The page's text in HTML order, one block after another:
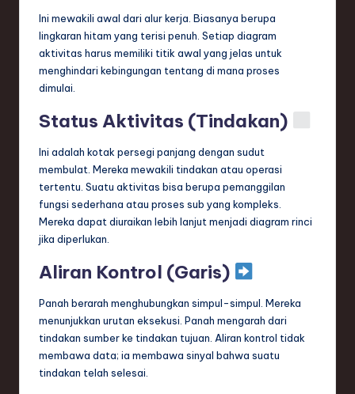
Ini mewakili awal dari alur kerja. Biasanya berupa
lingkaran hitam yang terisi penuh. Setiap diagram
aktivitas harus memiliki titik awal yang jelas untuk
menghindari kebingungan tentang di mana proses
dimulai.
Status Aktivitas (Tindakan)
Ini adalah kotak persegi panjang dengan sudut
membulat. Mereka mewakili tindakan atau operasi
tertentu. Suatu aktivitas bisa berupa pemanggilan
fungsi sederhana atau proses sub yang kompleks.
Mereka dapat diuraikan lebih lanjut menjadi diagram rinci
jika diperlukan.
Aliran Kontrol (Garis)
Panah berarah menghubungkan simpul-simpul. Mereka
menunjukkan urutan eksekusi. Panah mengarah dari
tindakan sumber ke tindakan tujuan. Aliran kontrol tidak
membawa data; ia membawa sinyal bahwa suatu
tindakan telah selesai.